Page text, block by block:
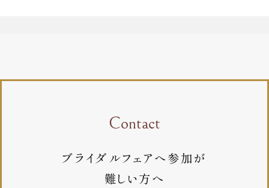
Contact
ブライダルフェアへ参加が
難しい方へ